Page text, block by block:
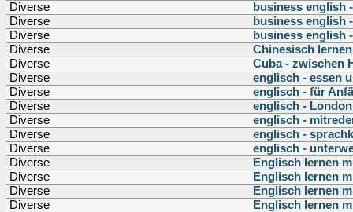
Diverse
business english
Diverse
business english
Diverse
business english
Diverse
Chinesisch
Diverse
Cuba - zwischen
Diverse
englisch - essen
Diverse
englisch - für
Diverse
englisch -
Diverse
englisch -
Diverse
englisch -
Diverse
englisch -
Diverse
Englisch lernen
Diverse
Englisch lernen
Diverse
Englisch lernen
Diverse
Englisch lernen